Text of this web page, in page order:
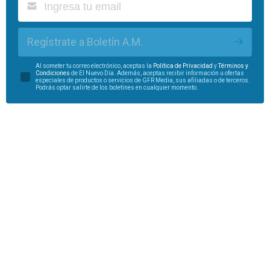
Regístrate a Boletín A.M.
Al someter tu correo electrónico, aceptas la Política de Privacidad yTérminos y
Condiciones de El Nuevo Día. Además, aceptas recibir información u ofertas
especiales de productos o servicios de GFR Media, sus afiliadas o de terceros.
Podrás optar salirte de los boletines en cualquier momento.